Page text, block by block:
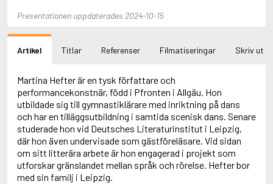
Abele, Inga
Aboulela, Leila
Abrahams, Peter (f. 1947)
Abrahamson, Emmy
Abse, Dannie
Abu-Jaber, Diana
Abulhawa, Susan
Aburas, Lone
Achebe, Chinua
Achmatova, Anna
Aciman, André
Presentationen uppdaterades 2024-10-15
Artikel Titlar Referenser Filmatiseringar Skriv ut
Martina Hefter är en tysk författare och
performancekonstnär, född i Pfronten i Allgäu. Hon
utbildade sig till gymnastiklärare med inriktning på dans
och har en tilläggsutbildning i samtida scenisk dans. Senare
studerade hon vid Deutsches Literaturinstitut i Leipzig,
där hon även undervisade som gästföreläsare. Vid sidan
om sitt litterära arbete är hon engagerad i projekt som
utforskar gränslandet mellan språk och rörelse. Hefter bor
med sin familj i Leipzig.